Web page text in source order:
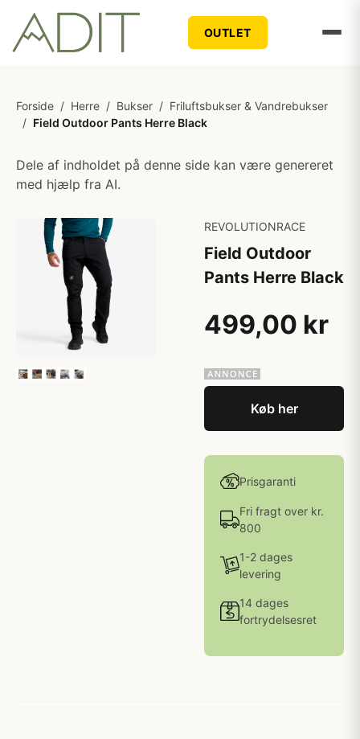
OUTLET
Forside / Herre / Bukser / Friluftsbukser & Vandrebukser
/ Field Outdoor Pants Herre Black
Dele af indholdet på denne side kan være genereret
med hjælp fra AI.
REVOLUTIONRACE
Field Outdoor
Pants Herre Black
499,00 kr
Køb her
Prisgaranti
Fri fragt over kr.
800
1-2 dages
levering
14 dages
fortrydelsesret